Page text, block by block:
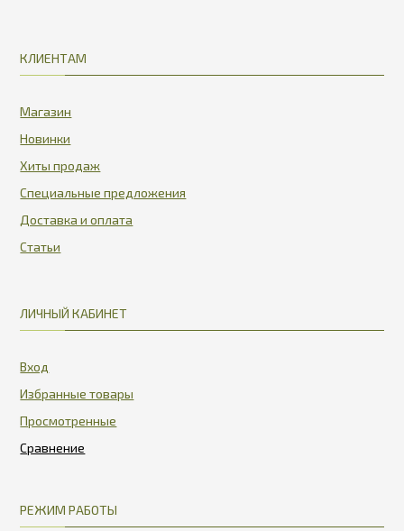
КЛИЕНТАМ
Магазин
Новинки
Хиты продаж
Специальные предложения
Доставка и оплата
Статьи
ЛИЧНЫЙ КАБИНЕТ
Вход
Избранные товары
Просмотренные
РЕЖИМ РАБОТЫ